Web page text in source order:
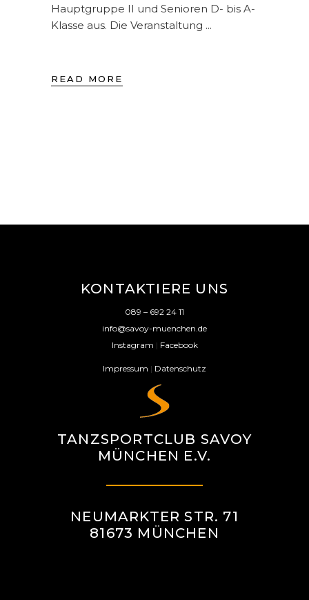
Hauptgruppe II und Senioren D- bis A-
Klasse aus. Die Veranstaltung
READ MORE
KONTAKTIERE UNS
089 – 692 24 11
info@savoy-muenchen.de
Instagram | Facebook
Impressum | Datenschutz
TANZSPORTCLUB SAVOY
MÜNCHEN E.V.
NEUMARKTER STR. 71
81673 MÜNCHEN